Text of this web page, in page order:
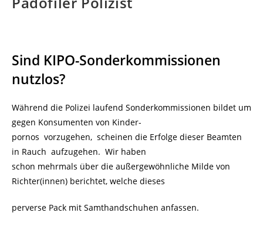
Sind KIPO-Sonderkommissionen
nutzlos?
Während die Polizei laufend Sonderkommissionen bildet um
gegen Konsumenten von Kinder-
pornos vorzugehen, scheinen die Erfolge dieser Beamten
in Rauch aufzugehen. Wir haben
schon mehrmals über die außergewöhnliche Milde von
Richter(innen) berichtet, welche dieses
perverse Pack mit Samthandschuhen anfassen.